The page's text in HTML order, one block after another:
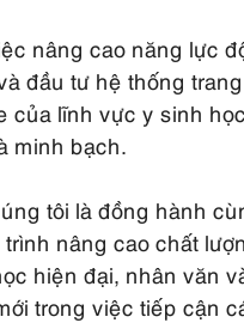
nâng cao năng lực
đầu tư hệ thống
của lĩnh vực y sinh
minh bạch.
tôi là đồng hành
nâng cao chất
hiện đại, nhân văn
trong việc tiếp cận